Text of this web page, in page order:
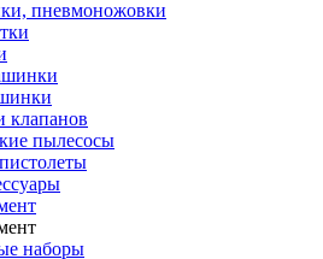
пневмоножовки
клапанов
пылесосы
наборы